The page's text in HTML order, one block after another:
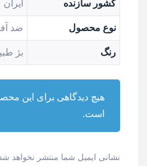
کشور سازنده ایران
نوع محصول ضد
رنگ بژ
هیچ دیدگاهی برای این
است.
نشانی ایمیل شما منتشر نخواهد شد.